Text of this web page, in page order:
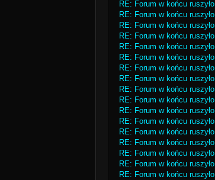
RE: Forum w końcu ruszyło
RE: Forum w końcu ruszyło
RE: Forum w końcu ruszyło
RE: Forum w końcu ruszyło
RE: Forum w końcu ruszyło
RE: Forum w końcu ruszyło
RE: Forum w końcu ruszyło
RE: Forum w końcu ruszyło
RE: Forum w końcu ruszyło
RE: Forum w końcu ruszyło
RE: Forum w końcu ruszyło
RE: Forum w końcu ruszyło
RE: Forum w końcu ruszyło
RE: Forum w końcu ruszyło
RE: Forum w końcu ruszyło
RE: Forum w końcu ruszyło
RE: Forum w końcu ruszyło